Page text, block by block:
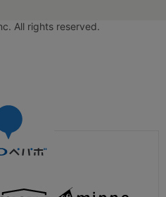
All rights reserved.